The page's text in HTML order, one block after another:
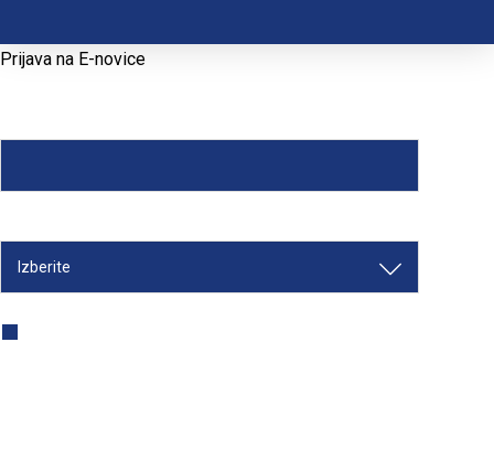
Prijava na E-novice